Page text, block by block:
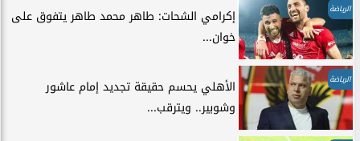
الرياضة
إكرامي الشحات: طاهر محمد طاهر يتفوق على
خوان...
الرياضة
الأهلي يحسم حقيقة تجديد إمام عاشور
وشوبير.. ويترقب...